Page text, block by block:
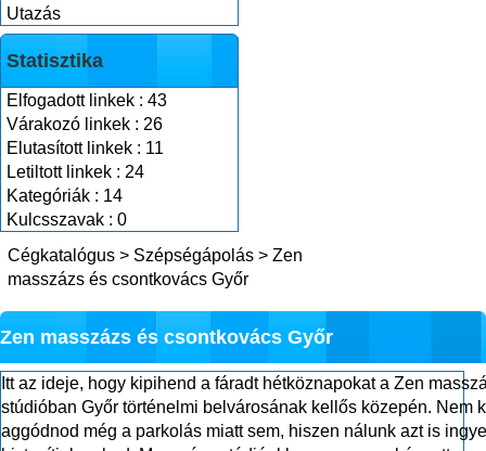
Utazás
Statisztika
Elfogadott linkek : 43
Várakozó linkek : 26
Elutasított linkek : 11
Letiltott linkek : 24
Kategóriák : 14
Kulcsszavak : 0
Cégkatalógus > Szépségápolás > Zen
masszázs és csontkovács Győr
Zen masszázs és csontkovács Győr
Itt az ideje, hogy kipihend a fáradt hétköznapokat a Zen
stúdióban Győr történelmi belvárosának kellős közepén. Nem
aggódnod még a parkolás miatt sem, hiszen nálunk azt is